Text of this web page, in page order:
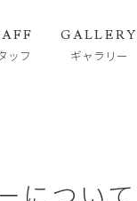
ッフ
GALLERY
ギャラリー